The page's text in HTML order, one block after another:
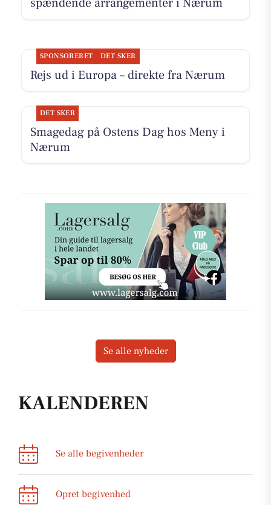
KALENDEREN
Se alle begivenheder
Opret begivenhed
spændende arrangementer i Nærum
SPONSORERET DET SKER
Rejs ud i Europa – direkte fra Nærum
DET SKER
Smagedag på Ostens Dag hos Meny i
Nærum
Se alle nyheder